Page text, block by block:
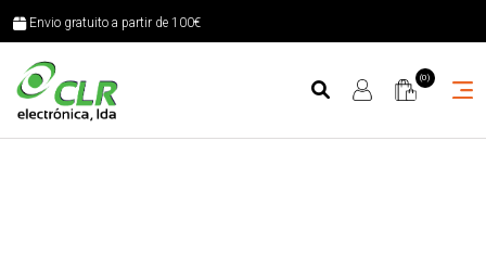
Envio gratuito a partir de 100€
(0)